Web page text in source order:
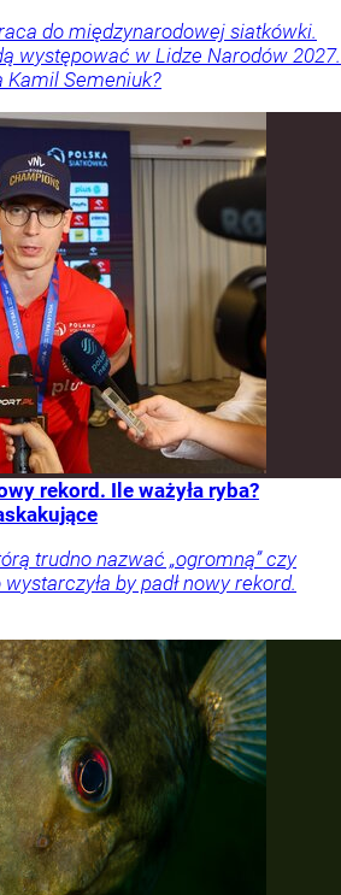
do międzynarodowej siatkówki.
występować w Lidze Narodów 2027.
Kamil Semeniuk?
rekord. Ile ważyła ryba?
trudno nazwać „ogromną” czy
by padł nowy rekord.